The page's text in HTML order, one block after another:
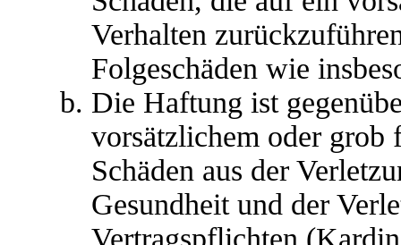
Verhalten
Folgeschäden wie
Die Haftung ist
vorsätzlichem oder grob
Schäden aus der
Gesundheit und der